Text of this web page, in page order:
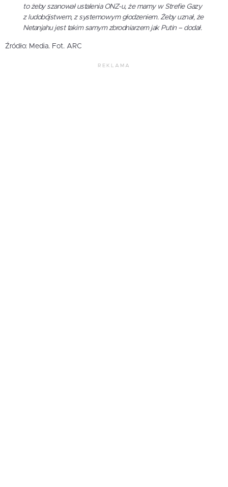
to żeby szanował ustalenia ONZ-u, że mamy w Strefie Gazy
z ludobójstwem, z systemowym głodzeniem. Żeby uznał, że
Netanjahu jest takim samym zbrodniarzem jak Putin – dodał.
Źródło: Media. Fot. ARC
REKLAMA